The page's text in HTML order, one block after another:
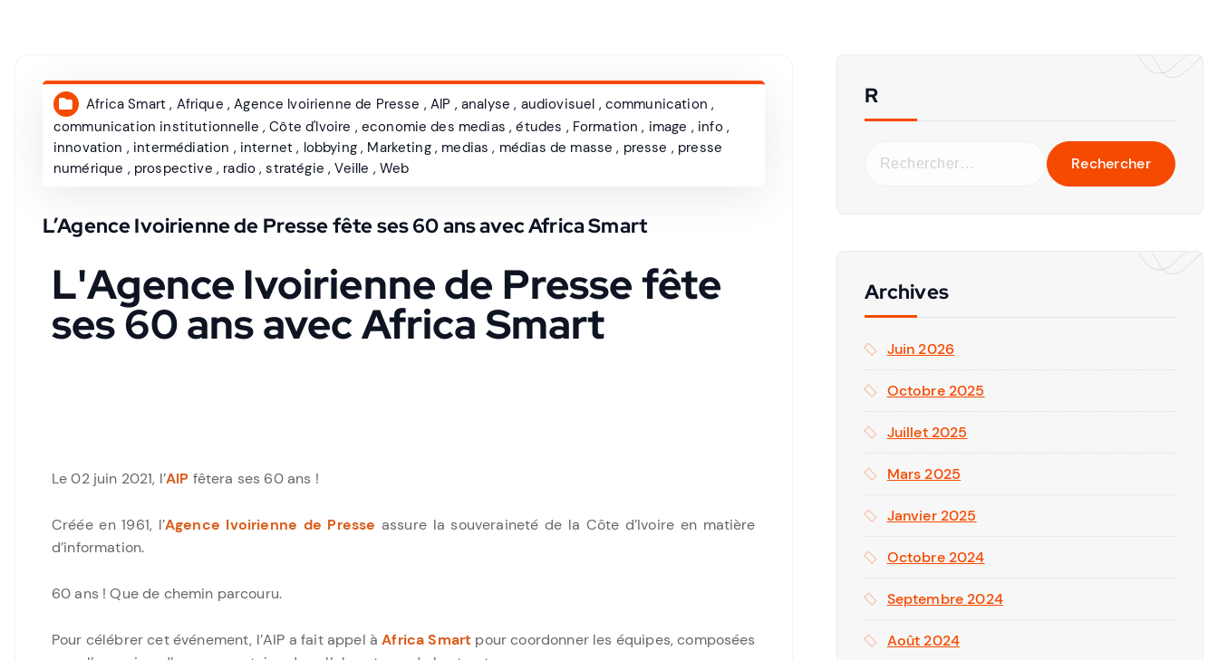
Africa Smart , Afrique ,Agence Ivoirienne de Presse , AIP , analyse , audiovisuel , communication ,
communication institutionnelle ,Côte d'Ivoire , economie des medias ,études , Formation , image , info,
innovation , intermédiation , internet , lobbying, Marketing, medias , médias de masse , presse , presse
numérique , prospective , radio ,stratégie ,Veille , Web
L’Agence Ivoirienne de Presse fête ses 60 ans avec Africa Smart​
L'Agence Ivoirienne de Presse fête
ses 60 ans avec Africa Smart
Le 02 juin 2021, l’AIP fêtera ses 60 ans !
Créée en 1961, l’Agence Ivoirienne de Presse assure la souveraineté de la Côte d’Ivoire en matière
d’information.
60 ans ! Que de chemin parcouru.
Pour célébrer cet événement, l’AIP a fait appel àAfrica Smart pour coordonner les équipes, composées
R
Archives
Juin 2026
Octobre 2025
Juillet 2025
Mars 2025
Janvier 2025
Octobre 2024
Septembre 2024
Août 2024